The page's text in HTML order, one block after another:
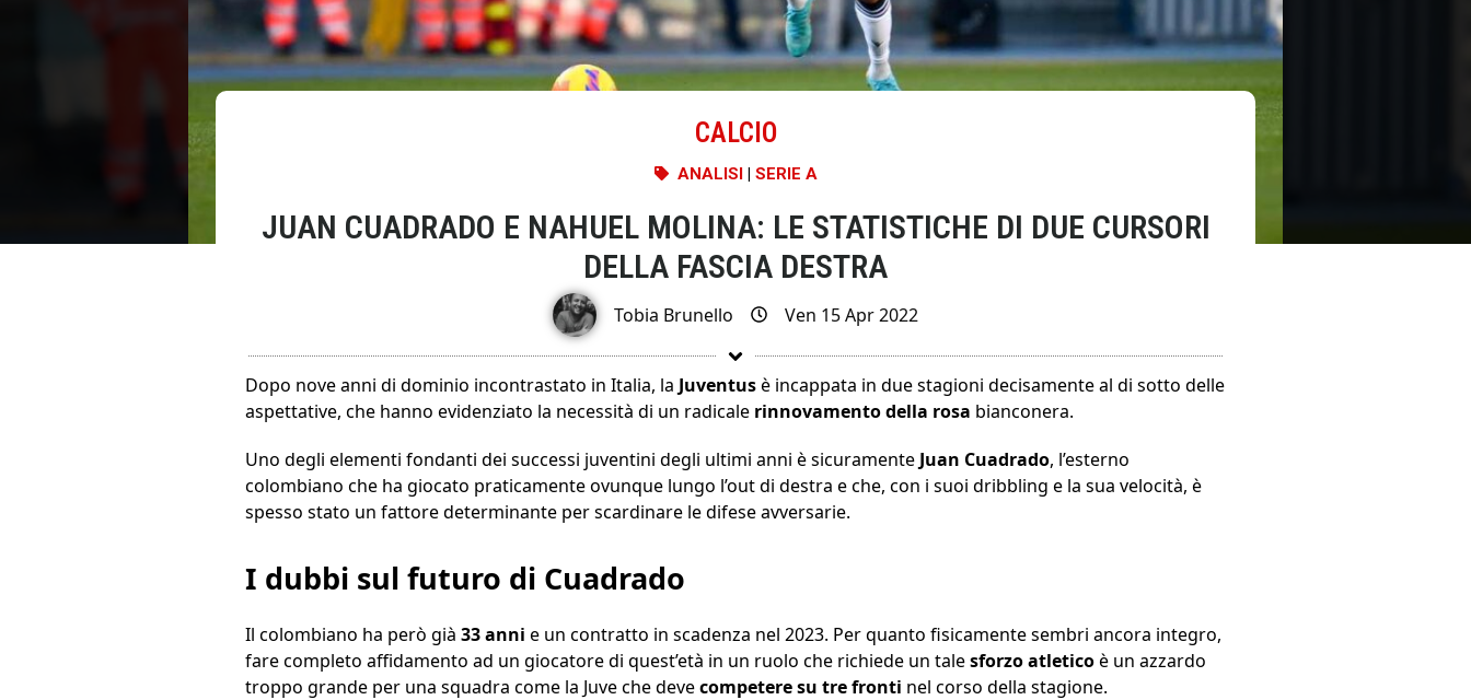
CALCIO
ANALISI| SERIE A
JUAN CUADRADO E NAHUEL MOLINA: LE STATISTICHE DI DUE CURSORI
DELLA FASCIA DESTRA
Tobia Brunello Ven 15 Apr 2022
Dopo nove anni di dominio incontrastato in Italia, la Juventusè incappata in due stagioni decisamente al di sotto delle
aspettative, che hanno evidenziato la necessità di un radicale rinnovamento della rosa bianconera.
Uno degli elementi fondanti dei successi juventini degli ultimi anni è sicuramente Juan Cuadrado, l’esterno
colombiano che ha giocato praticamente ovunque lungo l’out di destra e che, con i suoi dribbling e la sua velocità, è
spesso stato un fattore determinante per scardinare le difese avversarie.
I dubbi sul futuro di Cuadrado
Il colombiano ha però già 33 anni e un contratto in scadenza nel 2023. Per quanto fisicamente sembri ancora integro,
fare completo affidamento ad un giocatore di quest’età in un ruolo che richiede un talesforzo atleticoè un azzardo
troppo grande per una squadra come la Juve che devecompetere su tre fronti nel corso della stagione.